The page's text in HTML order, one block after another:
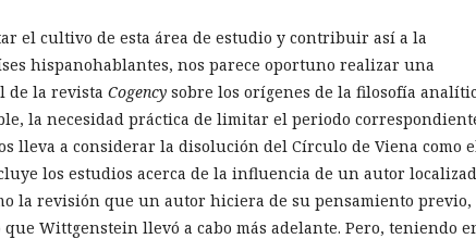
el cultivo de esta área de estudio y contribuir así a la
hispanohablantes, nos parece oportuno realizar una
de la revista Cogency sobre los orígenes de la filosofía
la necesidad práctica de limitar el periodo
lleva a considerar la disolución del Círculo de Viena como
los estudios acerca de la influencia de un autor
la revisión que un autor hiciera de su pensamiento previo,
Wittgenstein llevó a cabo más adelante. Pero, teniendo